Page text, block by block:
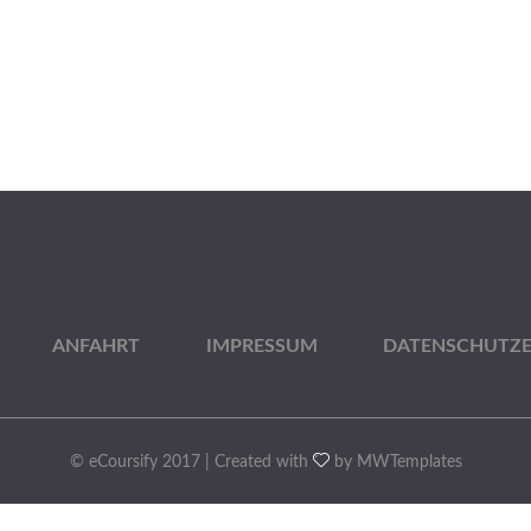
ANFAHRT IMPRESSUM
© eCoursify 2017 | Created with by MWTemplates